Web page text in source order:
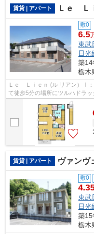
賃貸 | アパート Ｌｅ Ｌ
敷0
6.5
東武
日光
築14
栃木
Ｌｅ Ｌｉｅｎ (ル リアン）Ⅰ：
て徒歩5分の場所にツルハドラ
す！建物の共用部にゴミ置き場
賃貸 | アパート ヴァンヴ
敷0
東武
日光
築15
栃木